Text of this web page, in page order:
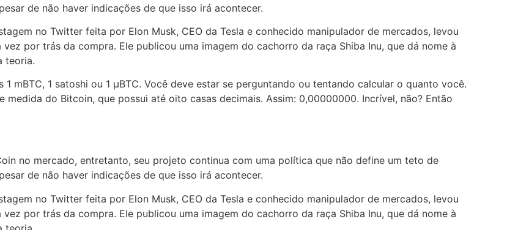
de não haver indicações de que isso irá acontecer.
no Twitter feita por Elon Musk, CEO da Tesla e conhecido manipulador de mercados, levou
por trás da compra. Ele publicou uma imagem do cachorro da raça Shiba Inu, que dá nome à
teoria.
mBTC, 1 satoshi ou 1 μBTC. Você deve estar se perguntando ou tentando calcular o quanto você.
medida do Bitcoin, que possui até oito casas decimais. Assim: 0,00000000. Incrível, não? Então
no mercado, entretanto, seu projeto continua com uma política que não define um teto de
de não haver indicações de que isso irá acontecer.
no Twitter feita por Elon Musk, CEO da Tesla e conhecido manipulador de mercados, levou
por trás da compra. Ele publicou uma imagem do cachorro da raça Shiba Inu, que dá nome à